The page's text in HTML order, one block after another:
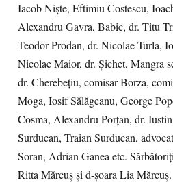
Iacob Nişte, Eftimiu Costescu,
Alexandru Gavra, Babic, dr. Titu
Teodor Prodan, dr. Nicolae Turla,
Nicolae Maior, dr. Şichet, Mangra
dr. Cherebeţiu, comisar Borza,
Moga, Iosif Sălăgeanu, George
Cosma, Alexandru Porțan, dr.
Surducan, Traian Surducan,
Soran, Adrian Ganea etc.
Ritta Mărcuş şi d-şoara Lia